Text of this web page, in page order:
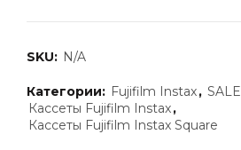
SKU: N/A
Категории: Fujifilm Instax, SALE
Кассеты Fujifilm Instax,
Кассеты Fujifilm Instax Square